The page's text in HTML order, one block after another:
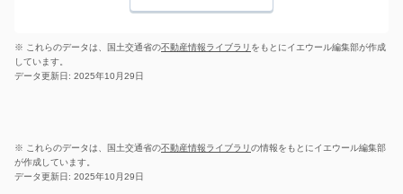
※ これらのデータは、国土交通省の不動産情報ライブラリ をもとにイエウール編集部が作成
しています。
データ更新日: 2025年10月29日
※ これらのデータは、国土交通省の不動産情報ライブラリの情報をもとにイエウール編集部
が作成しています。
データ更新日: 2025年10月29日